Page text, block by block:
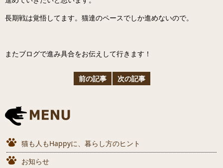
長期戦は覚悟してます。猫達のペースでしか進めないので。
またブログで進み具合をお伝えして行きます！
前の記事 次の記事
猫も人もHappyに、暮らし方のヒント
お知らせ